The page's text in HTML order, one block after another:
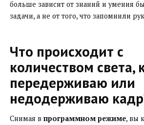
больше зависит от знаний и умения
задачи, а не от того, что запомнили
Что происходит с
количеством света,
передерживаю или
недодерживаю
Снимая в программном режиме, вы